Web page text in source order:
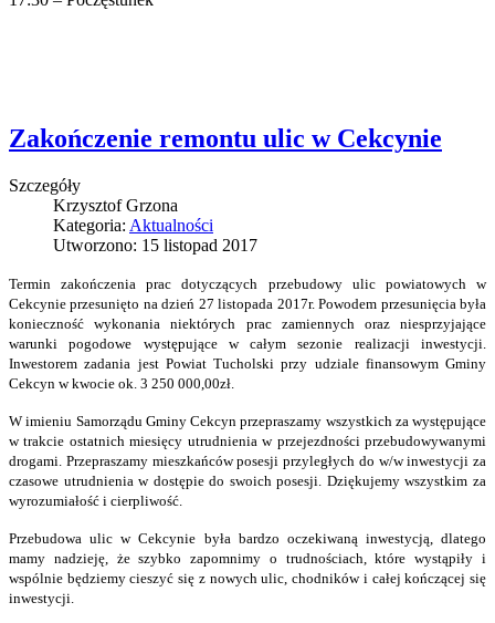
Zakończenie remontu ulic w Cekcynie
Szczegóły
Krzysztof Grzona
Kategoria: Aktualności
Utworzono: 15 listopad 2017
Termin zakończenia prac dotyczących przebudowy ulic powiatowych w
Cekcynie przesunięto na dzień 27 listopada 2017r. Powodem przesunięcia była
konieczność wykonania niektórych prac zamiennych oraz niesprzyjające
warunki pogodowe występujące w całym sezonie realizacji inwestycji.
Inwestorem zadania jest Powiat Tucholski przy udziale finansowym Gminy
Cekcyn w kwocie ok. 3 250 000,00zł.
W imieniu Samorządu Gminy Cekcyn przepraszamy wszystkich za występujące
w trakcie ostatnich miesięcy utrudnienia w przejezdności przebudowywanymi
drogami. Przepraszamy mieszkańców posesji przyległych do w/w inwestycji za
czasowe utrudnienia w dostępie do swoich posesji. Dziękujemy wszystkim za
wyrozumiałość i cierpliwość.
Przebudowa ulic w Cekcynie była bardzo oczekiwaną inwestycją, dlatego
mamy nadzieję, że szybko zapomnimy o trudnościach, które wystąpiły i
wspólnie będziemy cieszyć się z nowych ulic, chodników i całej kończącej się
inwestycji.